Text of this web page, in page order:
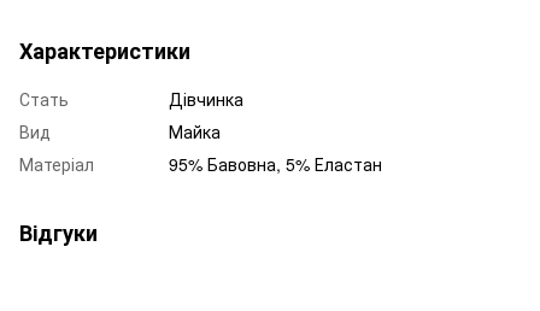
Характеристики
Стать
Дівчинка
Вид
Майка
Матеріал
95% Бавовна, 5% Еластан
Відгуки